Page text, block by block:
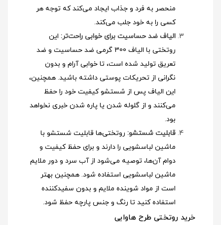
منحصر به فرد و جذاب ایجاد می‌کند که توجه هر
کسی را به خود جلب می‌کند.
الیاف ضد حساسیت برای خوابی راحت‌تر: این
روتختی با الیاف 300 گرمی ضد حساسیت و ضد
تعریق تولید شده است، تا خوابی آرام و بدون
نگرانی از تحریکات پوستی داشته باشید. همچنین،
این الیاف پس از شستشو کیفیت خود را حفظ
می‌کنند و از گلوله شدن یا پاره شدن خبری نخواهد
بود.
قابلیت شستشو: روتختی‌ها قابلیت شستشو با
ماشین لباسشویی را دارند و برای حفظ کیفیت و
دوام آن‌ها، توصیه می‌شود از آب سرد و دور ملایم
ماشین لباسشویی استفاده شود. همچنین بهتر
است از مواد شوینده ملایم و بدون سفیدکننده
استفاده کنید تا رنگ و جنس پارچه حفظ شود.
خرید روتختی طرح هاوایی